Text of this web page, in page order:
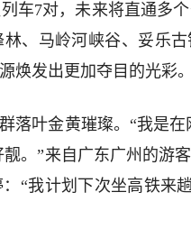
车7对，未来将直通多
、马岭河峡谷、妥乐
焕发出更加夺目的光彩。
落叶金黄璀璨。“我是在
。”来自广东广州的游
“我计划下次坐高铁来